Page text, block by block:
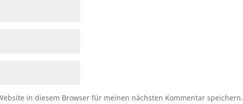
in diesem Browser für meinen nächsten Kommentar speichern.